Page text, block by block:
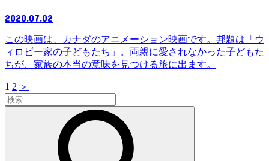
2020.07.02
この映画は、カナダのアニメーション映画です。邦題は「ウ
ィロビー家の子どもたち」。両親に愛されなかった子どもた
ちが、家族の本当の意味を見つける旅に出ます。
1 2 ＞
検
索: